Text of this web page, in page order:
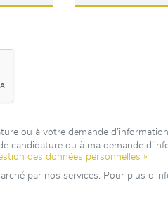
ou à votre demande
candidature ou à ma demande
des données personnelles »
par nos services. Pour plus